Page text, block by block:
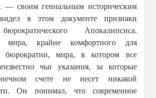
— своим гениальным историческим
в этом документе признаки
Апокалипсиса.
мира, крайне комфортного для
бюрократии, мира, в котором все
чьи указания, за которые
счете не несет никакой
Он понимал, что современное